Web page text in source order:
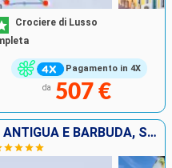
Pagamento in 4X
Crociere di Lusso
da 507 €
STATI UNITI, SAINT MARTIN, ANTIGUA E BARBUDA, SANTA LUCIA, BARBADOS, PORTORICO